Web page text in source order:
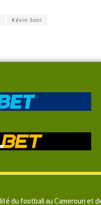
Kévin Soni
du football au Cameroun et